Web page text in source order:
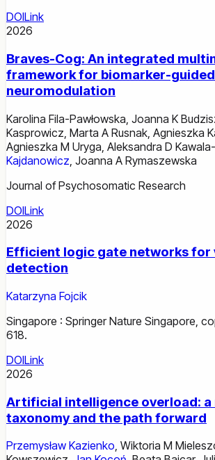
DOILink
2026
Braves-Cog: An integrated
framework for biomarker-
neuromodulation
Karolina Fila-Pawłowska Joanna K
Kasprowicz Marta A Rusnak Agnieszka
Agnieszka M Uryga Aleksandra D
Kajdanowicz Joanna A Rymaszewska
Journal of Psychosomatic Research
DOILink
2026
Efficient logic gate networks for
detection
Katarzyna Fojcik
Singapore : Springer Nature Singapore,
618.
DOILink
2026
Artificial intelligence overload: a
taxonomy and the path forward
Przemysław Kazienko, Wiktoria M